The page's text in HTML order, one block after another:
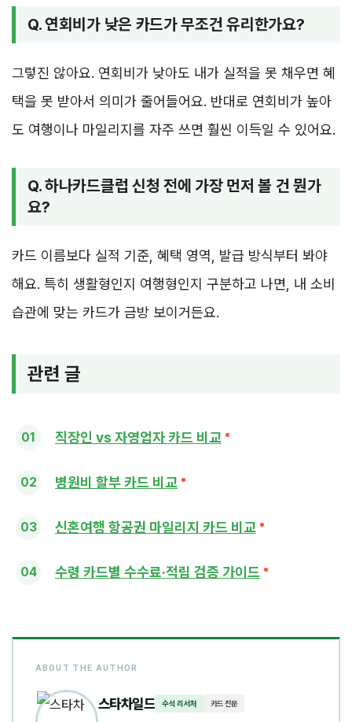
Q. 연회비가 낮은 카드가 무조건 유리한가요?
그렇진 않아요. 연회비가 낮아도 내가 실적을 못 채우면 혜
택을 못 받아서 의미가 줄어들어요. 반대로 연회비가 높아
도 여행이나 마일리지를 자주 쓰면 훨씬 이득일 수 있어요.
Q. 하나카드클럽 신청 전에 가장 먼저 볼 건 뭔가
요?
카드 이름보다 실적 기준, 혜택 영역, 발급 방식부터 봐야
해요. 특히 생활형인지 여행형인지 구분하고 나면, 내 소비
습관에 맞는 카드가 금방 보이거든요.
관련 글
직장인 vs 자영업자 카드 비교
병원비 할부 카드 비교
신혼여행 항공권 마일리지 카드 비교
수령 카드별 수수료·적립 검증 가이드
ABOUT THE AUTHOR
스타차일드 수석 리서처 카드 전문